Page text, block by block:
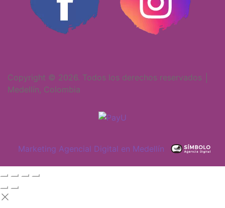
Copyright © 2026. Todos los derechos reservados │
Medellín, Colombia
Marketing Agencial Digital en Medellín